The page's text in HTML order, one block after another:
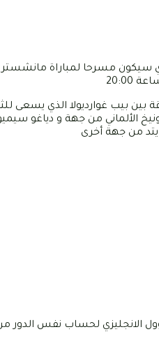
05 أفريل 2022 الى ملعب الاتحاد الذي سيكون
بيب غوارديولا الذي يسعى
عندما كان مدربا لبايرن ميونيخ الألماني
من جهة أخرى
الانجليزي لحساب نفس